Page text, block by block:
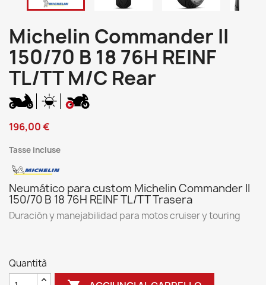
Michelin Commander II
150/70 B 18 76H REINF
TL/TT M/C Rear
196,00 €
Tasse incluse
Neumático para custom Michelin Commander II
150/70 B 18 76H REINF TL/TT Trasera
Duración y manejabilidad para motos cruiser y touring
Quantità